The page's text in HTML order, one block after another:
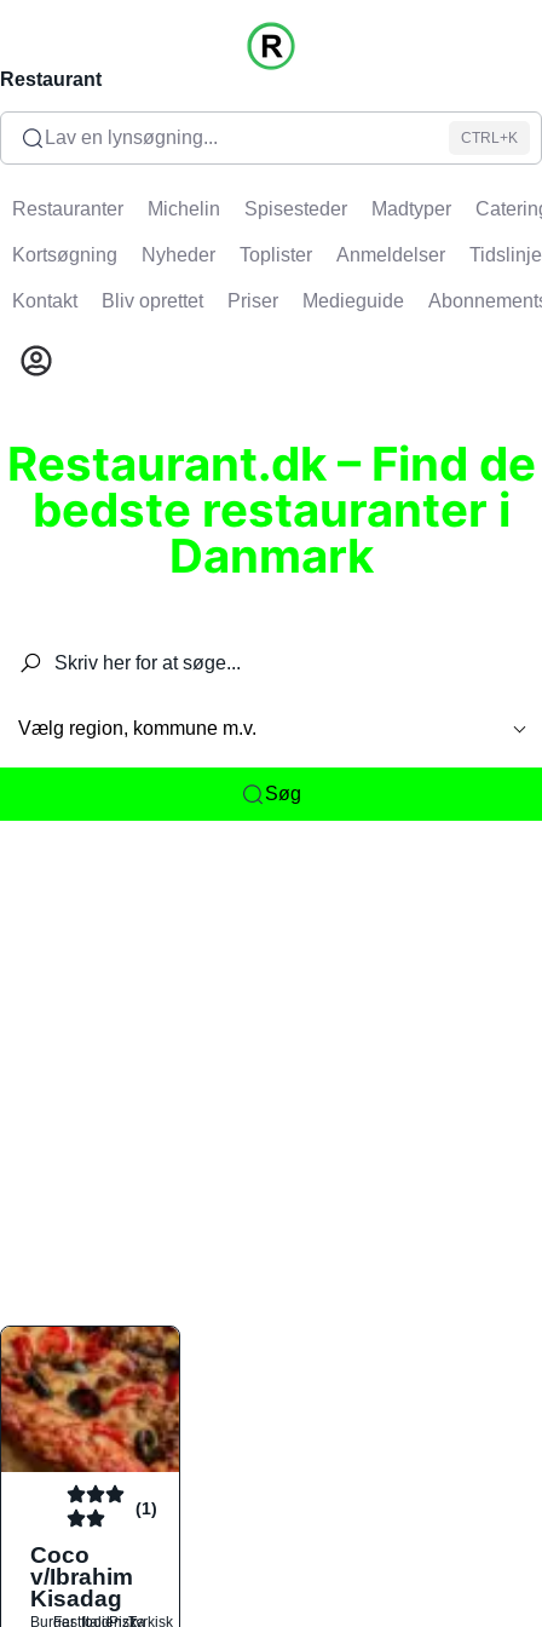
Restaurant
Lav en lynsøgning... CTRL+K
Restauranter Michelin Spisesteder Madtyper
Kortsøgning Nyheder Toplister Anmeldelser Tidslinje
Kontakt Bliv oprettet Priser Medieguide
Restaurant.dk – Find de
bedste restauranter i
Danmark
Vælg region, kommune m.v.
Søg
(1)
Coco
v/Ibrahim
Kisadag
BurgerFastfoodItaliensk
PizzaTyrkisk